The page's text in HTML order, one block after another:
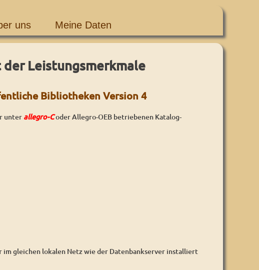
uns Meine Daten
der Leistungsmerkmale
Bibliotheken Version 4
unter allegro-Coder Allegro-OEB betriebenen Katalog-
im gleichen lokalen Netz wie der Datenbankserver installiert